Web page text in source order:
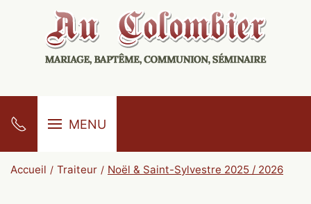
MENU
Accueil Traiteur Noël & Saint-Sylvestre 2025 / 2026